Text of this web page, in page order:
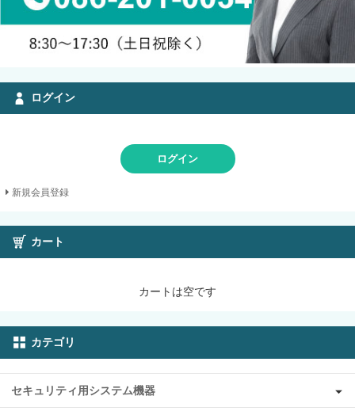
ログイン
ログイン
新規会員登録
カート
カートは空です
カテゴリ
セキュリティ用システム機器